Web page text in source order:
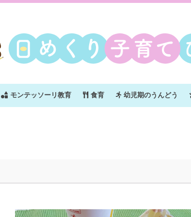
モンテッソーリ教育 食育 幼児期のうんどう